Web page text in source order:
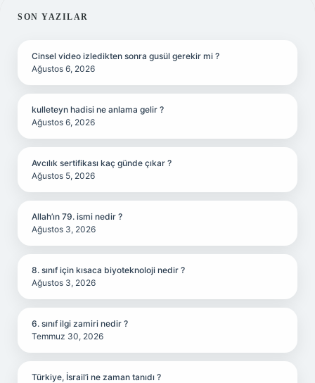
SIDEBAR
SON YAZILAR
Cinsel video izledikten sonra gusül gerekir mi ?
Ağustos 6, 2026
kulleteyn hadisi ne anlama gelir ?
Ağustos 6, 2026
Avcılık sertifikası kaç günde çıkar ?
Ağustos 5, 2026
Allah’ın 79. ismi nedir ?
Ağustos 3, 2026
8. sınıf için kısaca biyoteknoloji nedir ?
Ağustos 3, 2026
6. sınıf ilgi zamiri nedir ?
Temmuz 30, 2026
Türkiye, İsrail’i ne zaman tanıdı ?